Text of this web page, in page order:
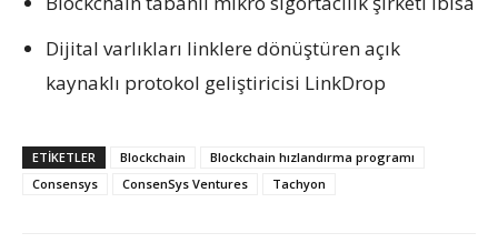
Dijital varlıkları linklere dönüştüren açık
kaynaklı protokol geliştiricisi LinkDrop
ETIKETLER Blockchain
Blockchain hızlandırma programı
Consensys
ConsenSys Ventures Tachyon